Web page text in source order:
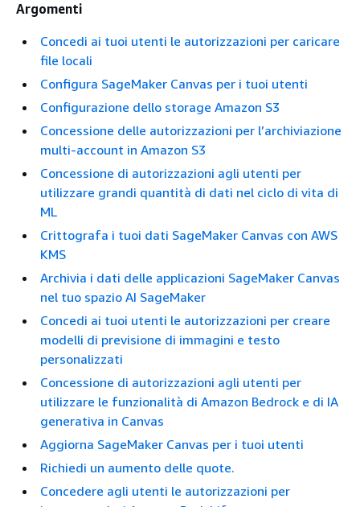
Argomenti
Concedi ai tuoi utenti le autorizzazioni per caricare
file locali
Configura SageMaker Canvas per i tuoi utenti
Configurazione dello storage Amazon S3
Concessione delle autorizzazioni per l’archiviazione
multi-account in Amazon S3
Concessione di autorizzazioni agli utenti per
utilizzare grandi quantità di dati nel ciclo di vita di
ML
Crittografa i tuoi dati SageMaker Canvas con AWS
KMS
Archivia i dati delle applicazioni SageMaker Canvas
nel tuo spazio AI SageMaker
Concedi ai tuoi utenti le autorizzazioni per creare
modelli di previsione di immagini e testo
personalizzati
Concessione di autorizzazioni agli utenti per
utilizzare le funzionalità di Amazon Bedrock e di IA
generativa in Canvas
Aggiorna SageMaker Canvas per i tuoi utenti
Richiedi un aumento delle quote.
Concedere agli utenti le autorizzazioni per